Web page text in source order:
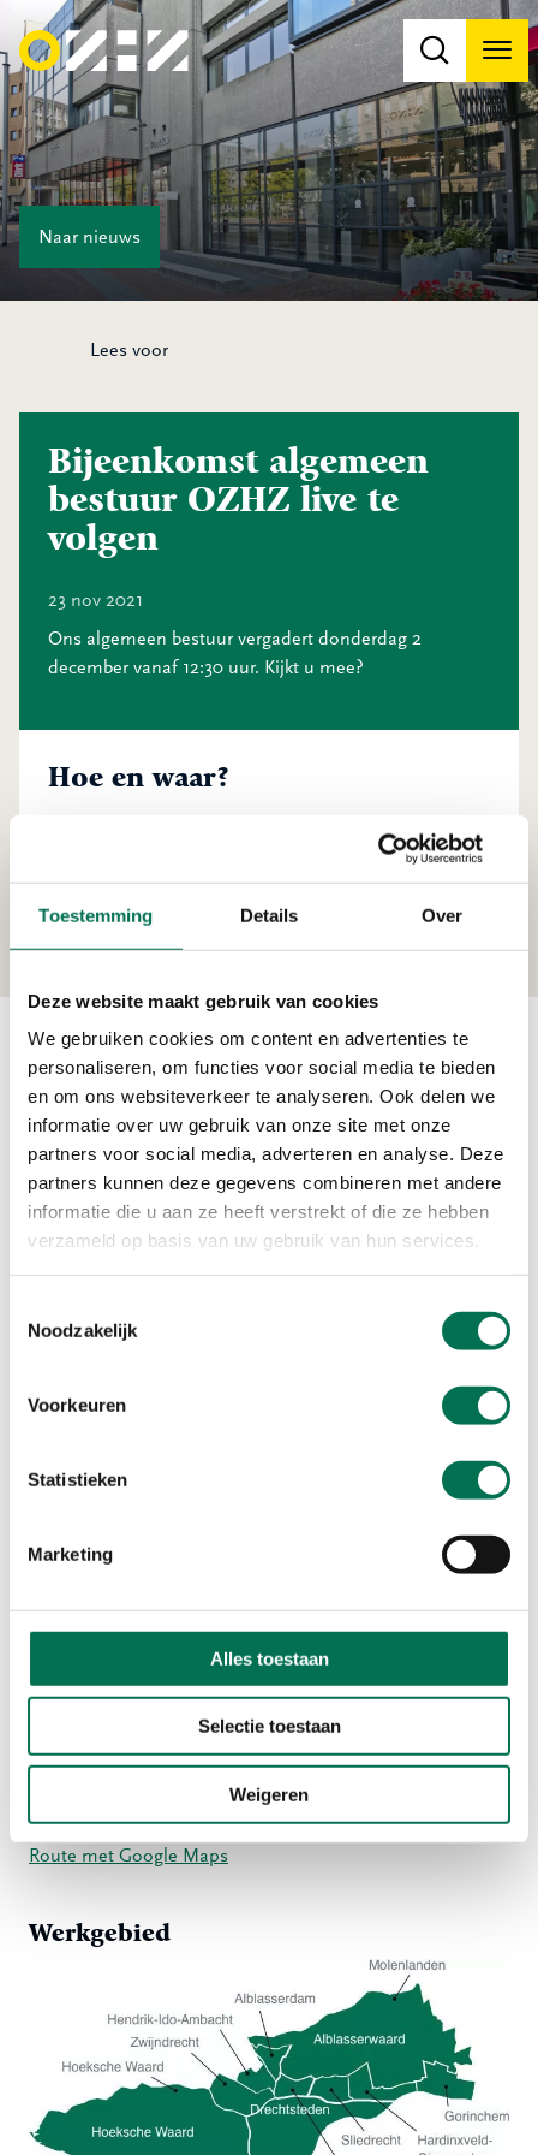
Toestemming Details Over
Deze website maakt gebruik van cookies
We gebruiken cookies om content en advertenties te
personaliseren, om functies voor social media te bieden
en om ons websiteverkeer te analyseren. Ook delen we
informatie over uw gebruik van onze site met onze
partners voor social media, adverteren en analyse. Deze
partners kunnen deze gegevens combineren met andere
informatie die u aan ze heeft verstrekt of die ze hebben
verzameld op basis van uw gebruik van hun services.
Noodzakelijk
Voorkeuren
Statistieken
Marketing
Alles toestaan
Selectie toestaan
Weigeren
Naar nieuws
Lees voor
Bijeenkomst algemeen
bestuur OZHZ live te
volgen
23 nov 2021
Ons algemeen bestuur vergadert donderdag 2
december vanaf 12:30 uur. Kijkt u mee?
Hoe en waar?
via deze link
op onze website.
Onder‘over OZHZ’vindt u meer informatie over onze
organisatie en hoe wij bestuurd worden.
Contact
Ma t/m vr 08:00 tot 16:30 uur
078 - 770 85 85
Stuur ons een bericht
Volg ons
Overlast melden?
0888 - 333 555
Route met Google Maps
Werkgebied